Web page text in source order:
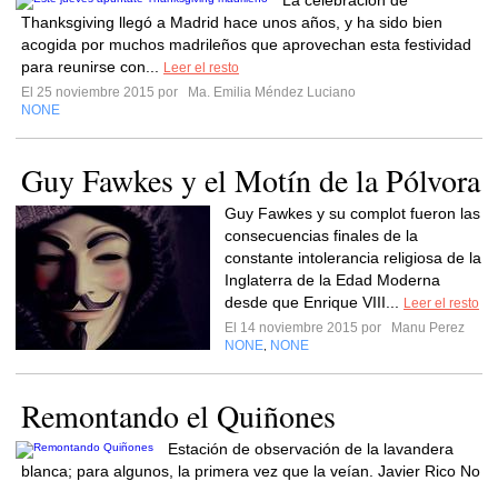
Thanksgiving llegó a Madrid hace unos años, y ha sido bien
acogida por muchos madrileños que aprovechan esta festividad
para reunirse con...
Leer el resto
El 25 noviembre 2015 por
Ma. Emilia Méndez Luciano
NONE
Guy Fawkes y el Motín de la Pólvora
Guy Fawkes y su complot fueron las
consecuencias finales de la
constante intolerancia religiosa de la
Inglaterra de la Edad Moderna
desde que Enrique VIII...
Leer el resto
El 14 noviembre 2015 por
Manu Perez
NONE NONE
Remontando el Quiñones
Estación de observación de la lavandera
blanca; para algunos, la primera vez que la veían. Javier Rico No